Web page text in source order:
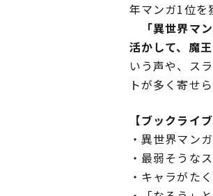
年マンガ1位を
「異世界マ
活かして、魔
いう声や、ス
トが多く寄せ
【ブックライ
・異世界マン
・最弱そうな
・キャラがた